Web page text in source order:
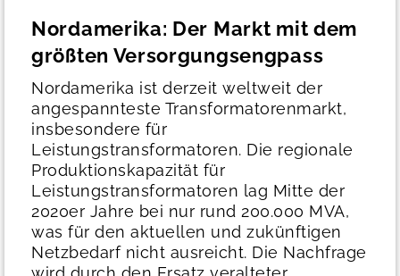
Nordamerika: Der Markt mit dem
größten Versorgungsengpass
Nordamerika ist derzeit weltweit der
angespannteste Transformatorenmarkt,
insbesondere für
Leistungstransformatoren. Die regionale
Produktionskapazität für
Leistungstransformatoren lag Mitte der
2020er Jahre bei nur rund 200.000 MVA,
was für den aktuellen und zukünftigen
Netzbedarf nicht ausreicht. Die Nachfrage